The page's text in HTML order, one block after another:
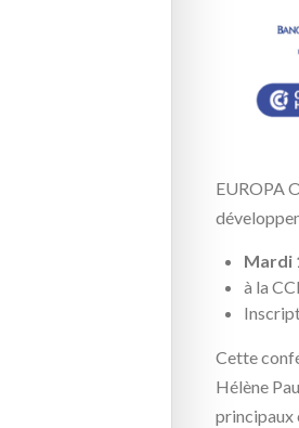
EUROPA
Mardi
à la
Cette
Hélène
principaux